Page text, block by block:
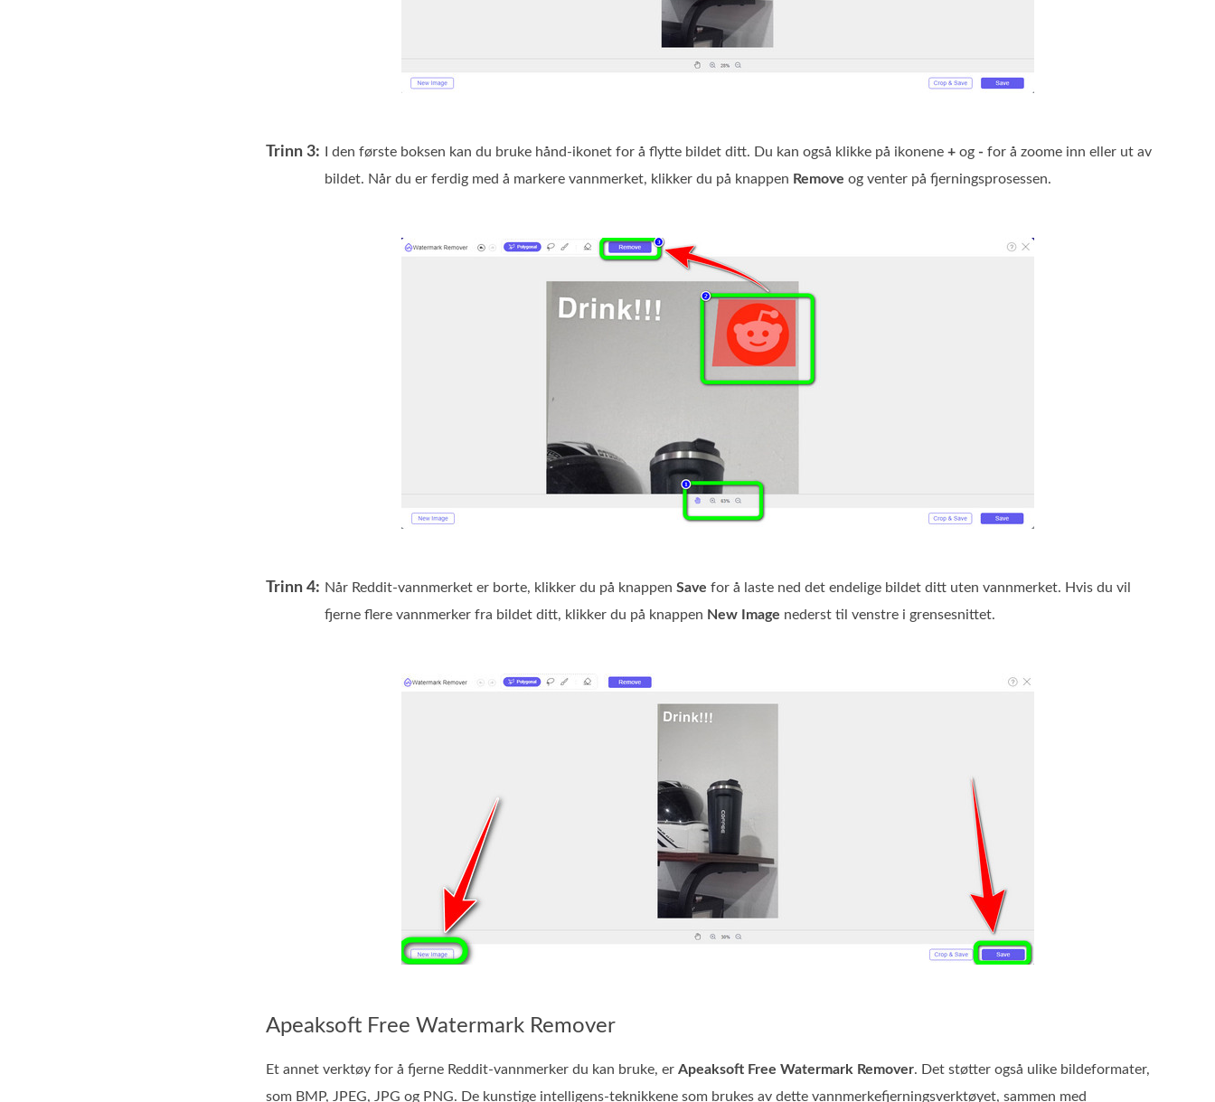
Trinn 3: I den første boksen kan du bruke hånd‑ikonet for å flytte bildet ditt. Du kan også klikke på ikonene + og - for å zoome inn eller ut av
bildet. Når du er ferdig med å markere vannmerket, klikker du på knappen Remove og venter på fjerningsprosessen.
Trinn 4: Når Reddit‑vannmerket er borte, klikker du på knappen Save for å laste ned det endelige bildet ditt uten vannmerket. Hvis du vil
fjerne flere vannmerker fra bildet ditt, klikker du på knappen New Image nederst til venstre i grensesnittet.
Apeaksoft Free Watermark Remover
Et annet verktøy for å fjerne Reddit‑vannmerker du kan bruke, er Apeaksoft Free Watermark Remover. Det støtter også ulike bildeformater,
som BMP, JPEG, JPG og PNG. De kunstige intelligens‑teknikkene som brukes av dette vannmerkefjerningsverktøyet, sammen med